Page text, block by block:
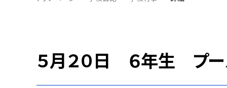
５月２０日 ６年生 プ